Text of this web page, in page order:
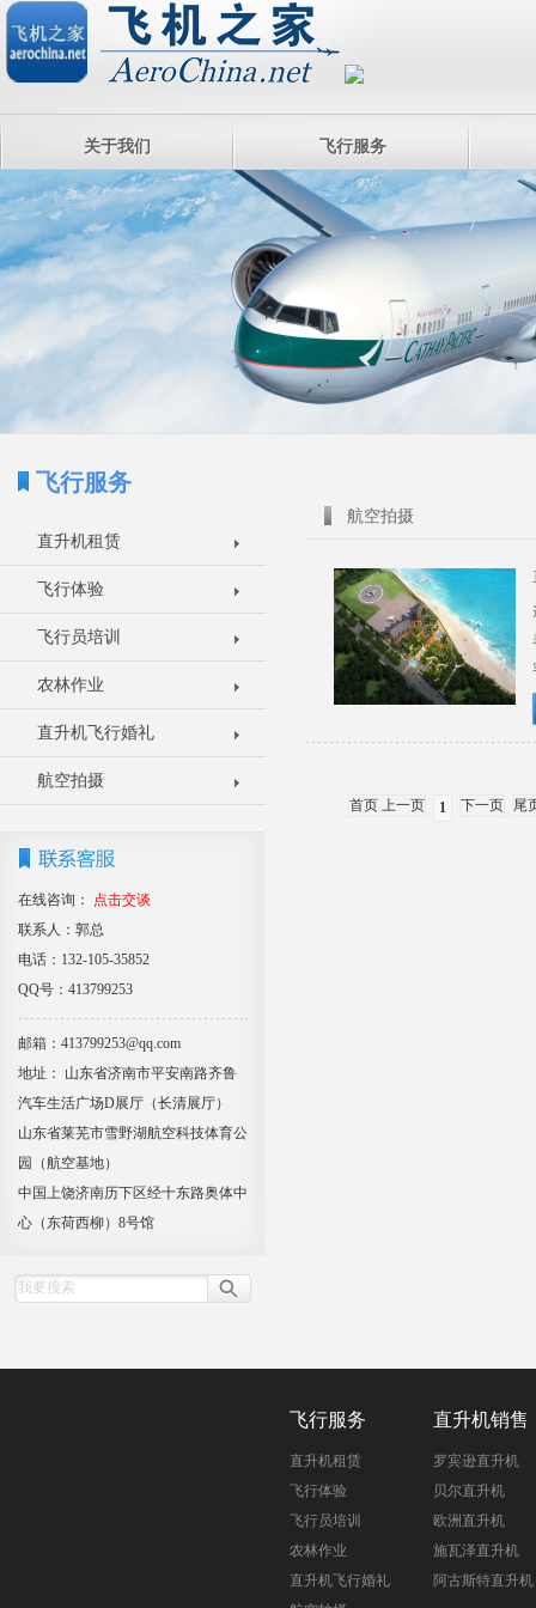
关于我们 飞行服务
飞行服务
直升机租赁
飞行体验
飞行员培训
农林作业
直升机飞行婚礼
航空拍摄
在线咨询：
点击交谈
联系人：郭总
电话：132-105-35852
QQ号：413799253
邮箱：413799253@qq.com
地址： 山东省济南市平安南路齐鲁
汽车生活广场D展厅（长清展厅）
山东省莱芜市雪野湖航空科技体育公
园（航空基地）
中国上饶济南历下区经十东路奥体中
心（东荷西柳）8号馆
航空拍摄
首页 上一页 1 下一页 尾
飞行服务
直升机租赁
飞行体验
飞行员培训
农林作业
直升机飞行婚礼
直升机销售
罗宾逊直升机
贝尔直升机
欧洲直升机
施瓦泽直升机
阿古斯特直升机